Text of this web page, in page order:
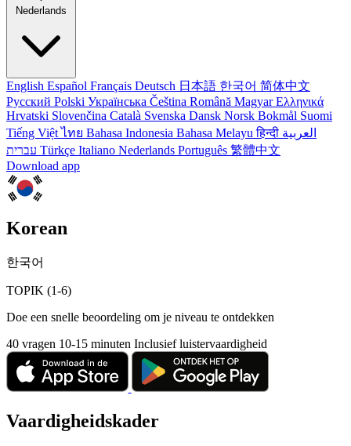
Nederlands
English Español Français Deutsch 日本語 한국어 简体中文
Русский Polski Українська Čeština Română MagyarΕλληνικά
Hrvatski Slovenčina Català Svenska Dansk Norsk Bokmål Suomi
Tiếng Việtไทย Bahasa Indonesia Bahasa Melayuहिन्दी العربية
Türkçe Italiano Nederlands Português 繁體中文
Download app
Korean
한국어
TOPIK (1-6)
Doe een snelle beoordeling om je niveau te ontdekken
40 vragen 10-15 minuten Inclusief luistervaardigheid
Vaardigheidskader